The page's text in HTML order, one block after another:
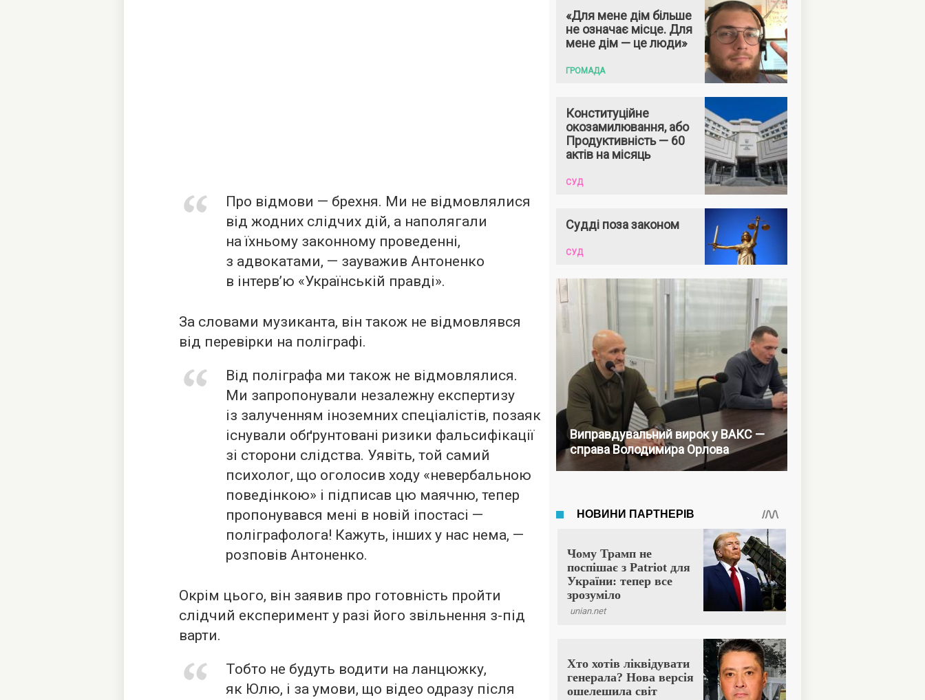
Про відмови — брехня. Ми не відмовлялися
від жодних слідчих дій, а наполягали
на їхньому законному проведенні,
з адвокатами, — зауважив Антоненко
в інтерв’ю «Українській правді».
За словами музиканта, він також не відмовлявся
від перевірки на поліграфі.
Від поліграфа ми також не відмовлялися.
Ми запропонували незалежну експертизу
із залученням іноземних спеціалістів, позаяк
існували обґрунтовані ризики фальсифікації
зі сторони слідства. Уявіть, той самий
психолог, що оголосив ходу «невербальною
поведінкою» і підписав цю маячню, тепер
пропонувався мені в новій іпостасі —
поліграфолога! Кажуть, інших у нас нема, —
розповів Антоненко.
Окрім цього, він заявив про готовність пройти
слідчий експеримент у разі його звільнення з-під
варти.
Тобто не будуть водити на ланцюжку,
як Юлю, і за умови, що відео одразу після
«Для мене дім більше
не означає місце. Для
мене дім — це люди»
ГРОМАДА
Конституційне
окозамилювання, або
Продуктивність — 60
актів на місяць
СУД
Судді поза законом
СУД
Виправдувальний вирок у ВАКС —
справа Володимира Орлова